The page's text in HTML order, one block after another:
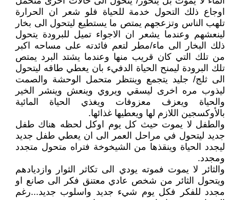
اوجاع ذلك التحول خدمة للحياة فلو شعر ان الحرارة
تلهب الناس وتزعجهم يمتص ما يستطيع ليتحول الى بخار
لينعشهم وعندما يشعر ان الاجواء تميل للبرودة يتحول
ذلك البخار الى ماء/مطر لتعم فائدته على مساحه اكبر
من تلك التي كان قريب منها وعندما يشتد البرد يمتص
تلك البرودة ليمنح الحياة الدفيء بان يعطي طاقه ليتحول
الى ثلج/ جليد يتجمع وينتظر متحمل الوحشة والصمت
ليذوب مره اخرى ليسقي ويروي وينعش وينشر الخير
والحياة ويعزف معزوفات ويغذي الحياة المائية
بالأوكسجين اللازم لها ويعطيها غذائها.
والطفل لا يموت حيث كل يوم اوكل لحظه هناك طفل
جديد ليتحول في مراحل العمر الى ان يعطي طفل جديد
ليجدد الحياة وينقذها من الشيخوخة فتراه متحول متجدد
ومجدد.
والثائر لا يموت فموته يودي الى تكاثر الثوار وازديادهم
ويتحول الثائر من شخص عادي معتنق فكر الى صانع او
مجدد للفكر فكل يوم شيء جديد واسلوب جديد...رغم